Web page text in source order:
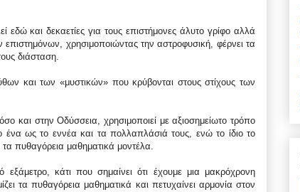
και δεκαετίες για τους επιστήμονες άλυτο γρίφο αλλά
χρησιμοποιώντας την αστροφυσική, φέρνει τα
διάσταση.
και των «μυστικών» που κρύβονται στους στίχους των
και στην Οδύσσεια, χρησιμοποιεί με αξιοσημείωτο τρόπο
ένα ως το εννέα και τα πολλαπλάσιά τους, ενώ το ίδιο το
πυθαγόρεια μαθηματικά μοντέλα.
εξάμετρο, κάτι που σημαίνει ότι έχουμε μια μακρόχρονη
τα πυθαγόρεια μαθηματικά και πετυχαίνει αρμονία στον